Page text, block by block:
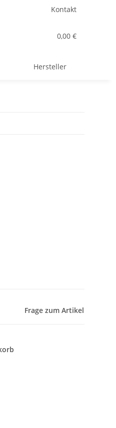
Kontakt
0,00 €
Hersteller
Frage zum Artikel